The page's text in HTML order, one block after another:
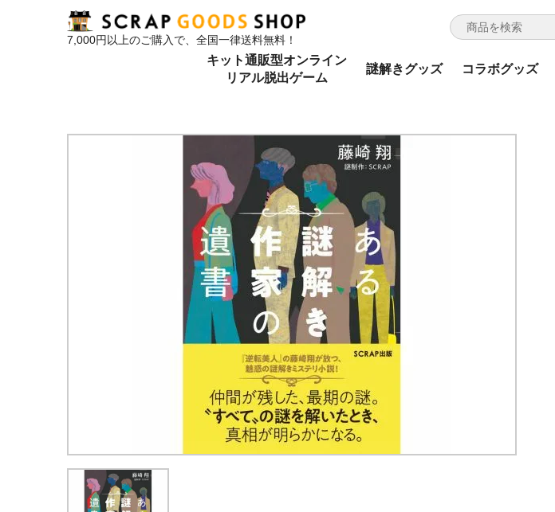
7,000円以上のご購入で、全国一律送料無料！
キット通販型オンライン
リアル脱出ゲーム
謎解きグッズ コラボグッズ